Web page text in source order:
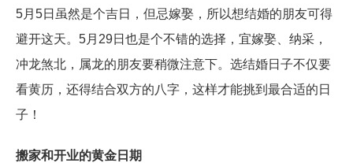
5月5日虽然是个吉日，但忌嫁娶，所以想结婚的朋友可得
避开这天。5月29日也是个不错的选择，宜嫁娶、纳采，
冲龙煞北，属龙的朋友要稍微注意下。选结婚日子不仅要
看黄历，还得结合双方的八字，这样才能挑到最合适的日
子！
搬家和开业的黄金日期